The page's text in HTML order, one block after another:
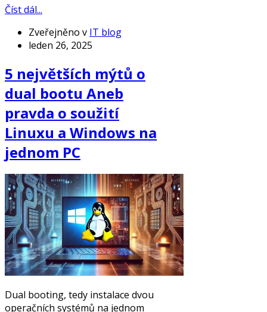
Číst dál...
Zveřejněno v IT blog
leden 26, 2025
5 největších mýtů o
dual bootu Aneb
pravda o soužití
Linuxu a Windows na
jednom PC
Dual booting, tedy instalace dvou
operačních systémů na jednom